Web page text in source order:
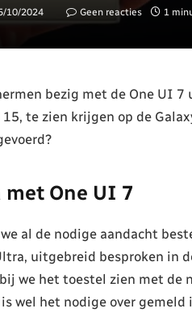
10/2024 Geen reacties 1
bezig met de One UI 7
te zien krijgen op de
met One UI 7
al de nodige aandacht
uitgebreid besproken in
we het toestel zien met
wel het nodige over gemeld